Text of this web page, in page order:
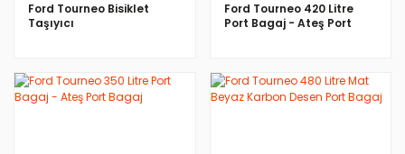
Ford Tourneo Bisiklet
Taşıyıcı
Ford Tourneo 420 Litre
Port Bagaj - Ateş Port